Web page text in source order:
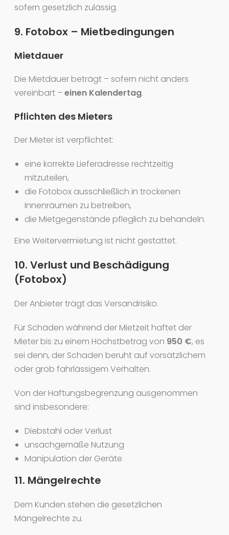
sofern gesetzlich zulässig.
9. Fotobox – Mietbedingungen
Mietdauer
Die Mietdauer beträgt – sofern nicht anders
vereinbart –einen Kalendertag.
Pflichten des Mieters
Der Mieter ist verpflichtet:
eine korrekte Lieferadresse rechtzeitig
mitzuteilen,
die Fotobox ausschließlich in trockenen
Innenräumen zu betreiben,
die Mietgegenstände pfleglich zu behandeln.
Eine Weitervermietung ist nicht gestattet.
10. Verlust und Beschädigung
(Fotobox)
Der Anbieter trägt das Versandrisiko.
Für Schäden während der Mietzeit haftet der
Mieter bis zu einem Höchstbetrag von 950 €, es
sei denn, der Schaden beruht auf vorsätzlichem
oder grob fahrlässigem Verhalten.
Von der Haftungsbegrenzung ausgenommen
sind insbesondere:
Diebstahl oder Verlust
unsachgemäße Nutzung
Manipulation der Geräte
11. Mängelrechte
Dem Kunden stehen die gesetzlichen
Mängelrechte zu.